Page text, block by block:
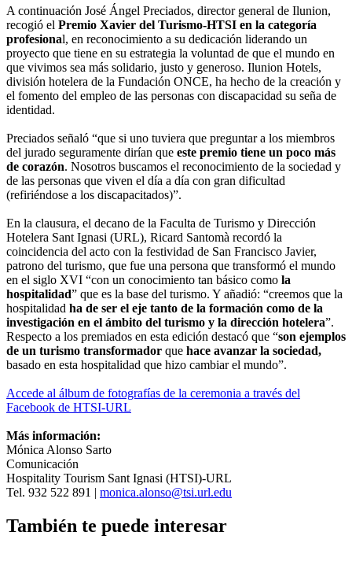
A continuación José Ángel Preciados, director general de Ilunion,
recogió el Premio Xavier del Turismo-HTSI en la categoría
profesional, en reconocimiento a su dedicación liderando un
proyecto que tiene en su estrategia la voluntad de que el mundo en
que vivimos sea más solidario, justo y generoso. Ilunion Hotels,
división hotelera de la Fundación ONCE, ha hecho de la creación y
el fomento del empleo de las personas con discapacidad su seña de
identidad.
Preciados señaló “que si uno tuviera que preguntar a los miembros
del jurado seguramente dirían que este premio tiene un poco más
de corazón. Nosotros buscamos el reconocimiento de la sociedad y
de las personas que viven el día a día con gran dificultad
(refiriéndose a los discapacitados)”.
En la clausura, el decano de la Faculta de Turismo y Dirección
Hotelera Sant Ignasi (URL), Ricard Santomà recordó la
coincidencia del acto con la festividad de San Francisco Javier,
patrono del turismo, que fue una persona que transformó el mundo
en el siglo XVI “con un conocimiento tan básico como la
hospitalidad” que es la base del turismo. Y añadió: “creemos que la
hospitalidad ha de ser el eje tanto de la formación como de la
investigación en el ámbito del turismo y la dirección hotelera”.
Respecto a los premiados en esta edición destacó que “son ejemplos
de un turismo transformador que hace avanzar la sociedad,
basado en esta hospitalidad que hizo cambiar el mundo”.
Accede al álbum de fotografías de la ceremonia a través del
Facebook de HTSI-URL
Más información:
Mónica Alonso Sarto
Comunicación
Hospitality Tourism Sant Ignasi (HTSI)-URL
Tel. 932 522 891 | monica.alonso@tsi.url.edu
También te puede interesar